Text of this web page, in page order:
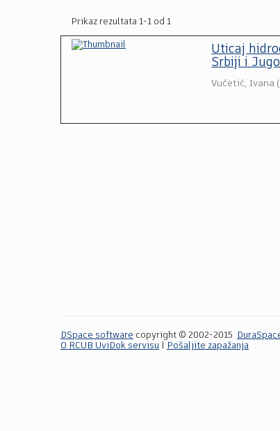
Prikaz rezultata 1-1 od 1
Uticaj
Srbiji i
Vučetić, Ivana (
DSpace software copyright © 2002-2015
O RCUB UviDok servisu
Pošaljite zapažanja